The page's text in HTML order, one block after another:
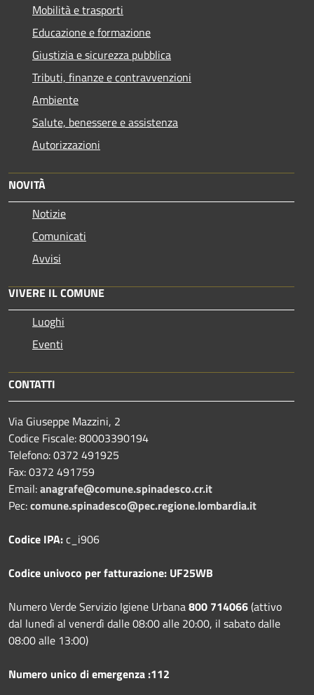
Mobilità e trasporti
Educazione e formazione
Giustizia e sicurezza pubblica
Tributi, finanze e contravvenzioni
Ambiente
Salute, benessere e assistenza
Autorizzazioni
NOVITÀ
Notizie
Comunicati
Avvisi
VIVERE IL COMUNE
Luoghi
Eventi
CONTATTI
Via Giuseppe Mazzini, 2
Codice Fiscale: 80003390194
Telefono:0372 491925
Fax:0372 491759
Email:anagrafe@comune.spinadesco.cr.it
Pec:comune.spinadesco@pec.regione.lombardia.it
Codice IPA:c_i906
Codice univoco per fatturazione: UF25WB
Numero Verde Servizio Igiene Urbana800 714066(attivo
dal lunedì al venerdì dalle 08:00 alle 20:00, il sabato dalle
08:00 alle 13:00)
Numero unico di emergenza :112